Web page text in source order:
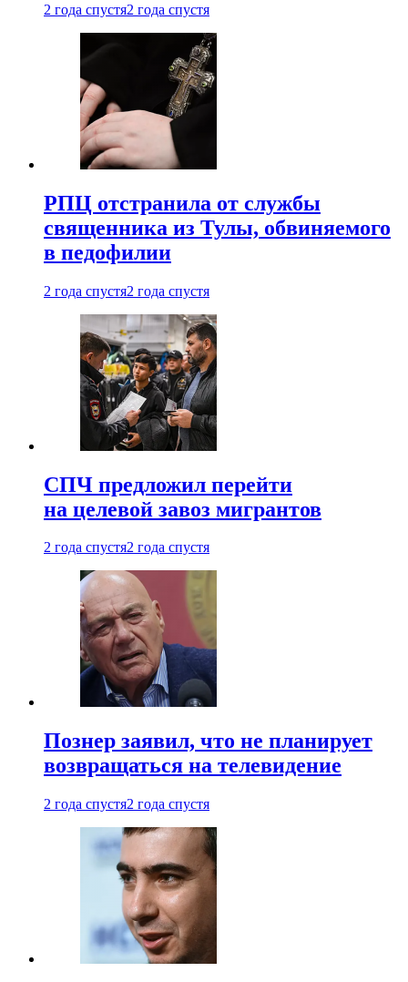
2 года спустя2 года спустя
РПЦ отстранила от службы
священника из Тулы, обвиняемого
в педофилии
2 года спустя2 года спустя
СПЧ предложил перейти
на целевой завоз мигрантов
2 года спустя2 года спустя
Познер заявил, что не планирует
возвращаться на телевидение
2 года спустя2 года спустя